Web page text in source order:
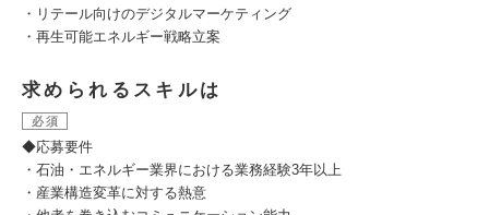
・リテール向けのデジタルマーケティング
・再生可能エネルギー戦略立案
求められるスキルは
必須
◆応募要件
・石油・エネルギー業界における業務経験3年以上
・産業構造変革に対する熱意